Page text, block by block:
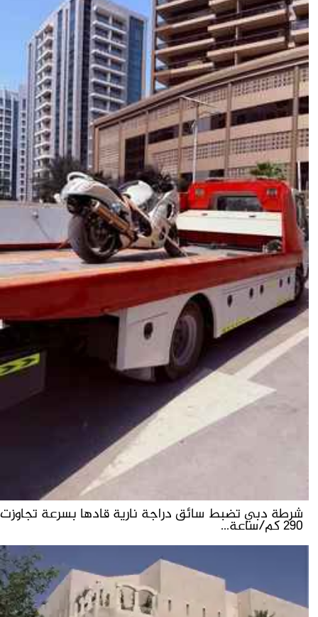
شرطة دبي تضبط سائق دراجة نارية قادها بسرعة تجاوزت
290 كم/ساعة...